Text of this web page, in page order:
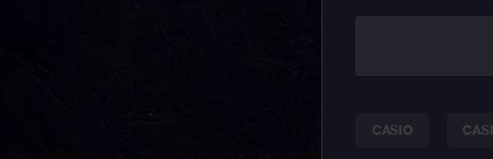
CASIO